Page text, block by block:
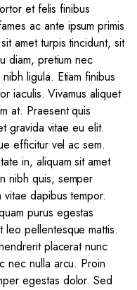
et felis finibus
ac ante ipsum primis
amet turpis tincidunt, sit
diam, pretium nec
ligula. Etiam finibus
iaculis. Vivamus aliquet
at. Praesent quis
gravida vitae eu elit.
efficitur vel ac sem.
in, aliquam sit amet
nibh quis, semper
dapibus tempor.
purus egestas
leo pellentesque mattis.
placerat nunc
nec nulla arcu. Proin
egestas dolor. Sed